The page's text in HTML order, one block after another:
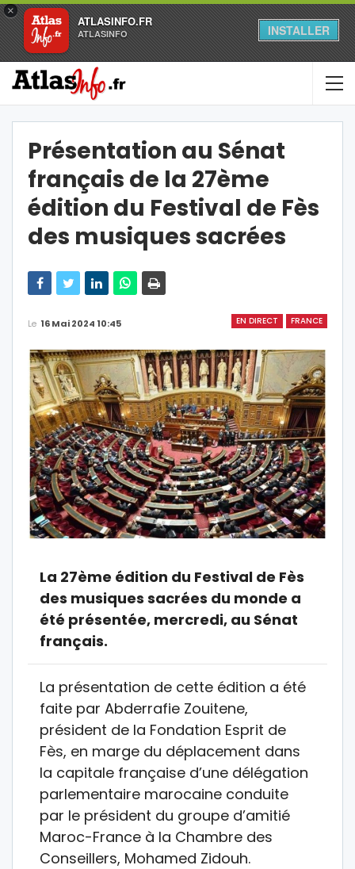
×
ATLASINFO.FR
ATLASINFO INSTALLER
Présentation au Sénat
français de la 27ème
édition du Festival de Fès
des musiques sacrées
EN DIRECT FRANCE
Le 16 Mai 2024 10:45
La 27ème édition du Festival de Fès
des musiques sacrées du monde a
été présentée, mercredi, au Sénat
français.
La présentation de cette édition a été
faite par Abderrafie Zouitene,
président de la Fondation Esprit de
Fès, en marge du déplacement dans
la capitale française d’une délégation
parlementaire marocaine conduite
par le président du groupe d’amitié
Maroc-France à la Chambre des
Conseillers, Mohamed Zidouh.